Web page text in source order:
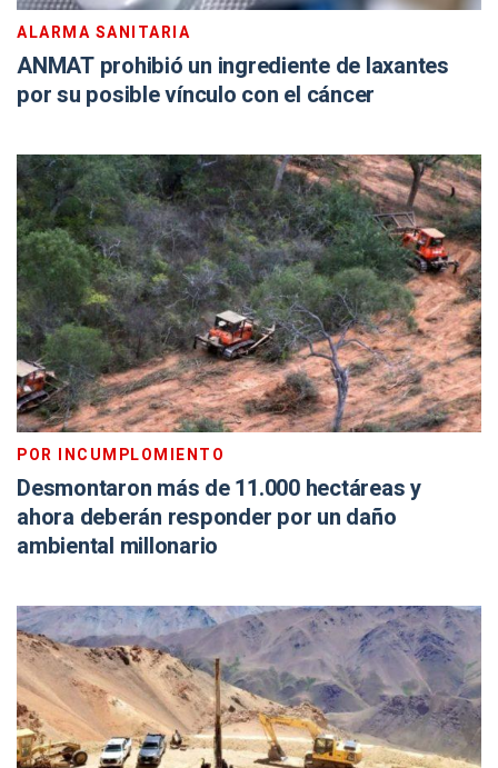
ALARMA SANITARIA
ANMAT prohibió un ingrediente de laxantes
por su posible vínculo con el cáncer
POR INCUMPLOMIENTO
Desmontaron más de 11.000 hectáreas y
ahora deberán responder por un daño
ambiental millonario